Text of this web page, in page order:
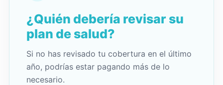
¿Quién debería revisar su
plan de salud?
Si no has revisado tu cobertura en el último
año, podrías estar pagando más de lo
necesario.